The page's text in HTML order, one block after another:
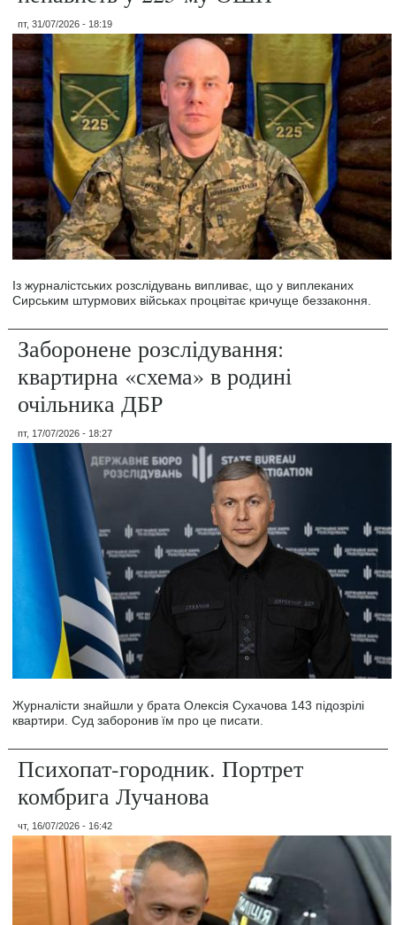
пт, 31/07/2026 - 18:19
Із журналістських розслідувань випливає, що у виплеканих
Сирським штурмових військах процвітає кричуще беззаконня.
Заборонене розслідування:
квартирна «схема» в родині
очільника ДБР
пт, 17/07/2026 - 18:27
Журналісти знайшли у брата Олексія Сухачова 143 підозрілі
квартири. Суд заборонив їм про це писати.
Психопат-городник. Портрет
комбрига Лучанова
чт, 16/07/2026 - 16:42